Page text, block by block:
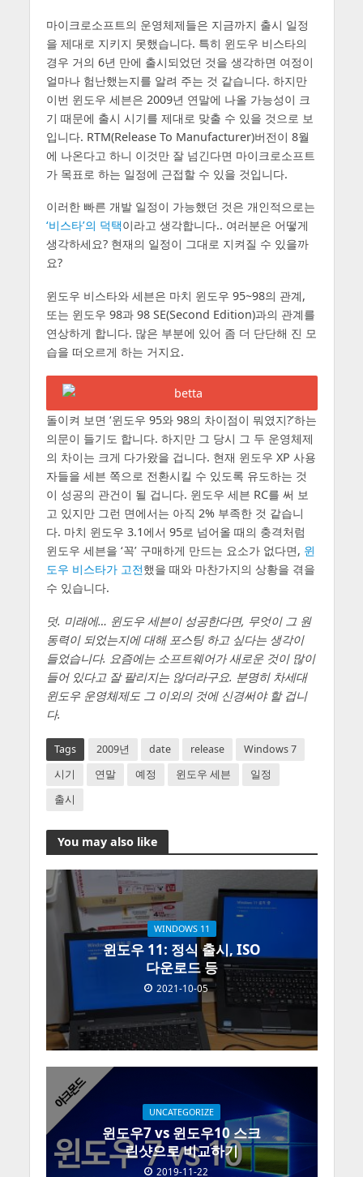
마이크로소프트의 운영체제들은 지금까지 출시 일정
을 제대로 지키지 못했습니다. 특히 윈도우 비스타의
경우 거의 6년 만에 출시되었던 것을 생각하면 여정이
얼마나 험난했는지를 알려 주는 것 같습니다. 하지만
이번 윈도우 세븐은 2009년 연말에 나올 가능성이 크
기 때문에 출시 시기를 제대로 맞출 수 있을 것으로 보
입니다. RTM(Release To Manufacturer)버전이 8월
에 나온다고 하니 이것만 잘 넘긴다면 마이크로소프트
가 목표로 하는 일정에 근접할 수 있을 것입니다.
이러한 빠른 개발 일정이 가능했던 것은 개인적으로는
‘비스타’의 덕택이라고 생각합니다.. 여러분은 어떻게
생각하세요? 현재의 일정이 그대로 지켜질 수 있을까
요?
윈도우 비스타와 세븐은 마치 윈도우 95~98의 관계,
또는 윈도우 98과 98 SE(Second Edition)과의 관계를
연상하게 합니다. 많은 부분에 있어 좀 더 단단해 진 모
습을 떠오르게 하는 거지요.
돌이켜 보면 ‘윈도우 95와 98의 차이점이 뭐였지?’하는
의문이 들기도 합니다. 하지만 그 당시 그 두 운영체제
의 차이는 크게 다가왔을 겁니다. 현재 윈도우 XP 사용
자들을 세븐 쪽으로 전환시킬 수 있도록 유도하는 것
이 성공의 관건이 될 겁니다. 윈도우 세븐 RC를 써 보
고 있지만 그런 면에서는 아직 2% 부족한 것 같습니
다. 마치 윈도우 3.1에서 95로 넘어올 때의 충격처럼
윈도우 세븐을 ‘꼭’ 구매하게 만드는 요소가 없다면, 윈
도우 비스타가 고전했을 때와 마찬가지의 상황을 겪을
수 있습니다.
덧. 미래에… 윈도우 세븐이 성공한다면, 무엇이 그 원
동력이 되었는지에 대해 포스팅 하고 싶다는 생각이
들었습니다. 요즘에는 소프트웨어가 새로운 것이 많이
들어 있다고 잘 팔리지는 않더라구요. 분명히 차세대
윈도우 운영체제도 그 이외의 것에 신경써야 할 겁니
다.
Tags 2009년 date release
Windows 7
시기
연말 예정 윈도우 세븐
일정
출시
You may also like
WINDOWS 11
윈도우 11: 정식 출시, ISO
다운로드 등
2021-10-05
UNCATEGORIZE
윈도우7 vs 윈도우10 스크
린샷으로 비교하기
2019-11-22